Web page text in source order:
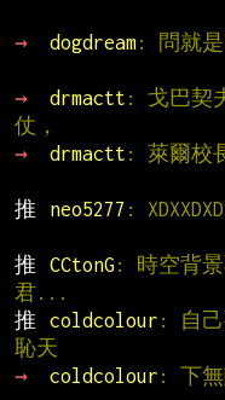
→
dogdream: 問就是
→
drmactt : 戈巴契
仗，
→
drmactt : 萊爾校
推
neo5277 :
推
CCtonG: 時空背景
君...
推
coldcolour : 自
恥天
→
coldcolour : 下無